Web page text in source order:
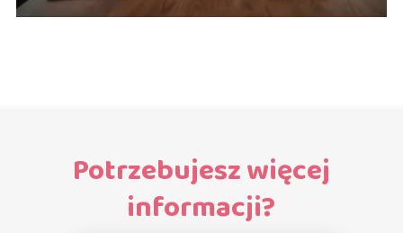
Potrzebujesz więcej
informacji?